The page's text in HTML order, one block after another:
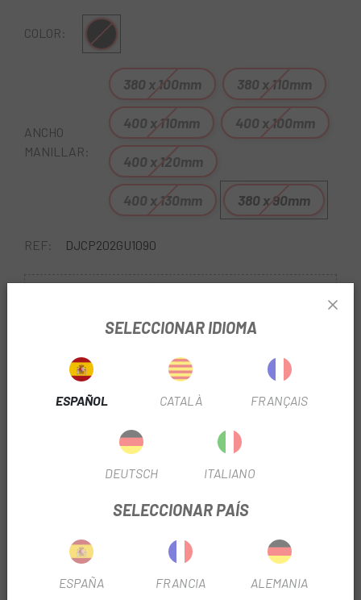
COLOR: Negro
ANCHO
MANILLAR:
380 x 100mm 380 x 110mm
400 x 110mm 400 x 100mm
400 x 120mm
400 x 130mm 380 x 90mm
REF: DJCP202GU1090
AVÍSAME CUANDO ESTÉ DISPONIBLE
Págalo a plazos con
*Importe a financiar653,99 € Importe total adeudado
Manillar Integrado Cannondale SystemBar Road SL
Escapaes el cockpit para
escaladores que le dará un aire único a tu bicicleta.
SELECCIONAR IDIOMA
ESPAÑOL CATALÀ FRANÇAIS
DEUTSCH ITALIANO
SELECCIONAR PAÍS
ESPAÑA FRANCIA ALEMANIA